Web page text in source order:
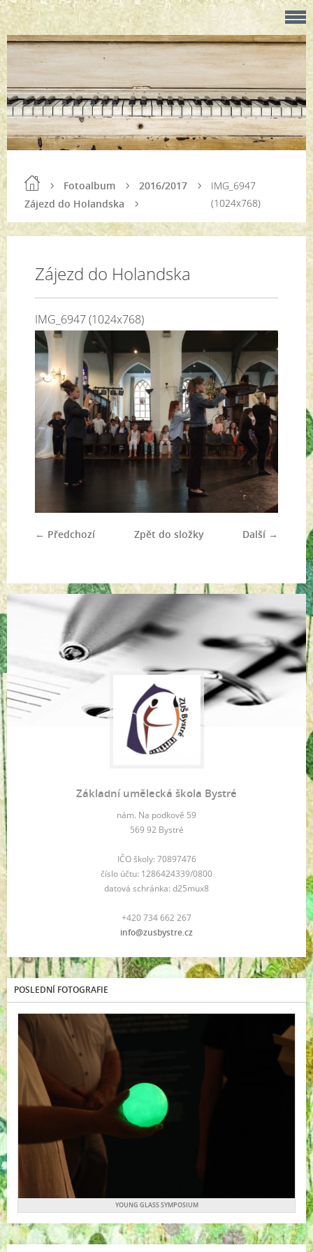
Fotoalbum
2016/2017
Zájezd do Holandska
IMG_6947
(1024x768)
Zájezd do Holandska
IMG_6947 (1024x768)
← Předchozí Další →
Zpět do složky
Základní umělecká škola Bystré
nám. Na podkově 59
569 92 Bystré
IČO školy: 70897476
číslo účtu: 1286424339/0800
datová schránka: d25mux8
+420 734 662 267
info@zusbystre.cz
POSLEDNÍ FOTOGRAFIE
YOUNG GLASS SYMPOSIUM